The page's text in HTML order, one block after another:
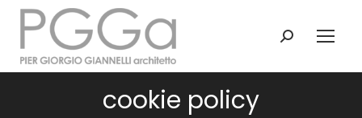
Search:
cookie policy